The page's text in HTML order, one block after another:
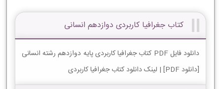
کتاب جغرافیا کاربردی دوازدهم انسانی
دانلود فایل PDF کتاب جغرافیا کاربردی پایه دوازدهم رشته انسانی
[دانلود PDF] | لینک دانلود کتاب جغرافیا کاربردی